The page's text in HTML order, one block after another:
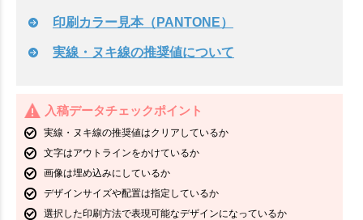
印刷カラー見本（PANTONE）
実線・ヌキ線の推奨値について
入稿データチェックポイント
実線・ヌキ線の推奨値はクリアしているか
文字はアウトラインをかけているか
画像は埋め込みにしているか
デザインサイズや配置は指定しているか
選択した印刷方法で表現可能なデザインになっているか